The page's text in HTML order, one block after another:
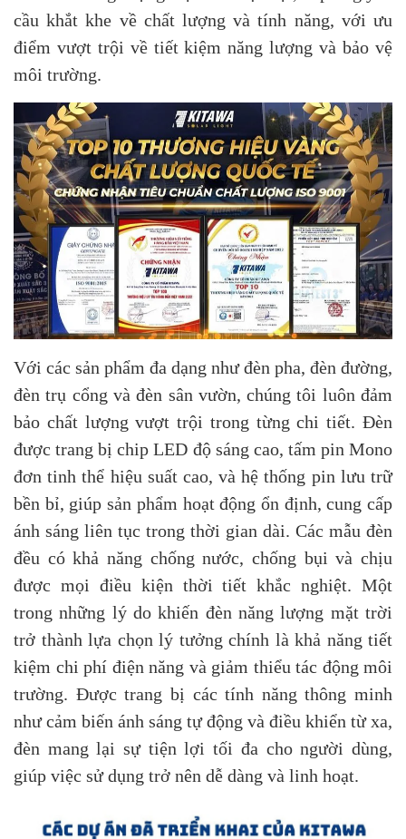
cầu khắt khe về chất lượng và tính năng, với ưu
điểm vượt trội về tiết kiệm năng lượng và bảo vệ
môi trường.
Với các sản phẩm đa dạng như đèn pha, đèn đường,
đèn trụ cổng và đèn sân vườn, chúng tôi luôn đảm
bảo chất lượng vượt trội trong từng chi tiết. Đèn
được trang bị chip LED độ sáng cao, tấm pin Mono
đơn tinh thể hiệu suất cao, và hệ thống pin lưu trữ
bền bỉ, giúp sản phẩm hoạt động ổn định, cung cấp
ánh sáng liên tục trong thời gian dài. Các mẫu đèn
đều có khả năng chống nước, chống bụi và chịu
được mọi điều kiện thời tiết khắc nghiệt. Một
trong những lý do khiến đèn năng lượng mặt trời
trở thành lựa chọn lý tưởng chính là khả năng tiết
kiệm chi phí điện năng và giảm thiểu tác động môi
trường. Được trang bị các tính năng thông minh
như cảm biến ánh sáng tự động và điều khiển từ xa,
đèn mang lại sự tiện lợi tối đa cho người dùng,
giúp việc sử dụng trở nên dễ dàng và linh hoạt.